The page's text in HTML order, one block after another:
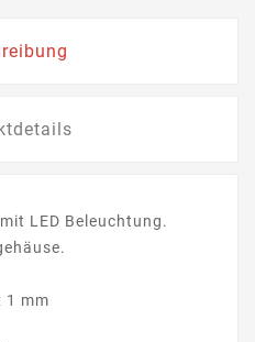
LED Beleuchtung.
1 mm